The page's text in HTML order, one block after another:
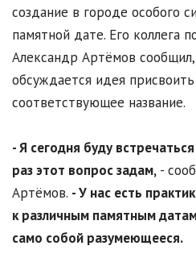
создание в городе особого
памятной дате. Его коллега
Александр Артёмов
обсуждается идея
соответствующее название.
- Я сегодня буду
раз этот вопрос задам, -
Артёмов. - У нас есть
к различным памятным
само собой разумеющееся.